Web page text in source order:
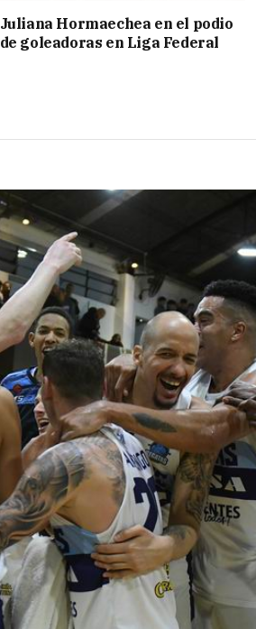
Juliana Hormaechea en el podio
de goleadoras en Liga Federal